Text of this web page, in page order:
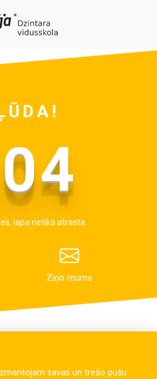
lapa netika atrasta.
Ziņo mums
savas un trešo pušu